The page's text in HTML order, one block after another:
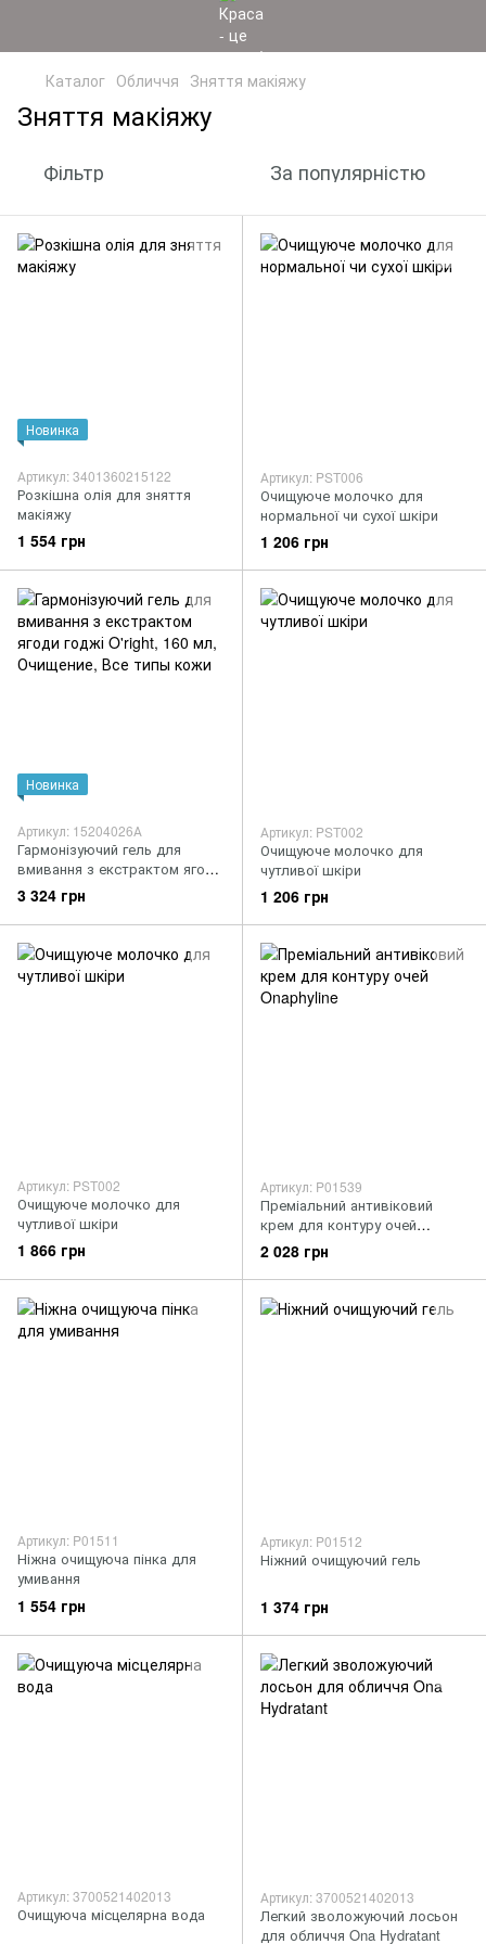
Каталог Обличчя Зняття макіяжу
Зняття макіяжу
Фільтр За популярністю
Новинка
Артикул: 3401360215122
Розкішна олія для зняття
макіяжу
1 554 грн
Артикул: PST006
Очищуюче молочко для
нормальної чи сухої шкіри
1 206 грн
Новинка
Артикул: 15204026А
Гармонізуючий гель для
вмивання з екстрактом ягоди
годжі O'right
3 324 грн
Артикул: PST002
Очищуюче молочко для
чутливої шкіри
1 206 грн
Артикул: PST002
Очищуюче молочко для
чутливої шкіри
1 866 грн
Артикул: P01539
Преміальний антивіковий
крем для контуру очей
Onaphyline
2 028 грн
Артикул: P01511
Ніжна очищуюча пінка для
умивання
1 554 грн
Артикул: P01512
Ніжний очищуючий гель
1 374 грн
Артикул: 3700521402013
Очищуюча місцелярна вода
Артикул: 3700521402013
Легкий зволожуючий лосьон
для обличчя Ona Hydratant